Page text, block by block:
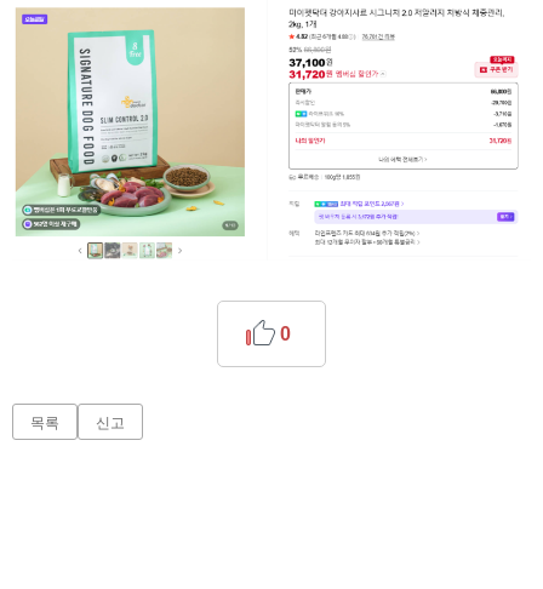
0
목록 신고